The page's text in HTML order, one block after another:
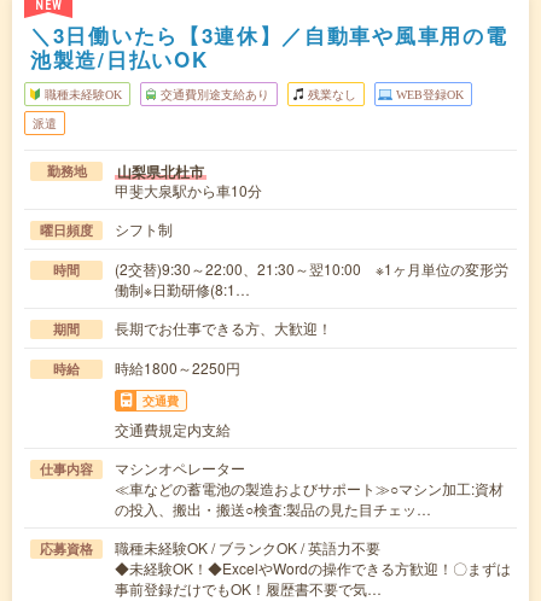
NEW
＼3日働いたら【3連休】／自動車や風車用の電
池製造/日払いOK
職種未経験OK 交通費別途支給あり 残業なし WEB登録OK
派遣
勤務地 山梨県北杜市
甲斐大泉駅から車10分
曜日頻度 シフト制
時間
(2交替)9:30～22:00、21:30～翌10:00 ※1ヶ月単位の変形労
働制※日勤研修(8:1…
期間 長期でお仕事できる方、大歓迎！
時給 時給1800～2250円
交通費
交通費規定内支給
仕事内容
マシンオペレーター
≪車などの蓄電池の製造およびサポート≫○マシン加工:資材
の投入、搬出・搬送○検査:製品の見た目チェッ…
応募資格
職種未経験OK / ブランクOK / 英語力不要
◆未経験OK！◆ExcelやWordの操作できる方歓迎！〇まずは
事前登録だけでもOK！履歴書不要で気…